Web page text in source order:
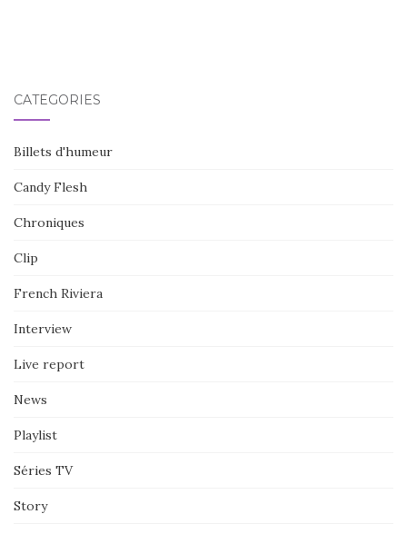
CATÉGORIES
Billets d'humeur
Candy Flesh
Chroniques
Clip
French Riviera
Interview
Live report
News
Playlist
Séries TV
Story